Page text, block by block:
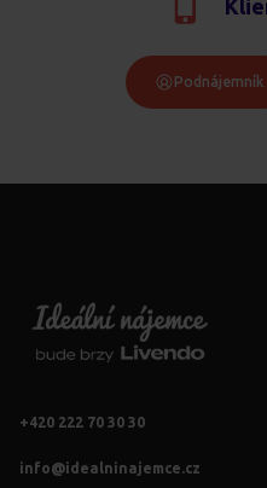
Podnájemník
+420 222 70 30 30
info@idealninajemce.cz